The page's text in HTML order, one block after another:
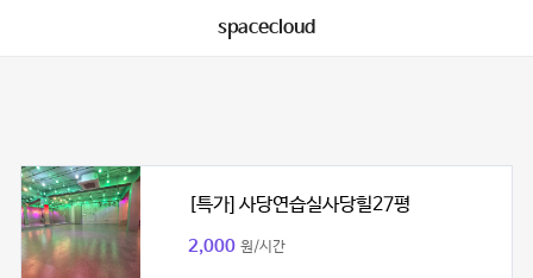
spacecloud
[특가] 사당연습실사당힐27평
2,000 원/시간